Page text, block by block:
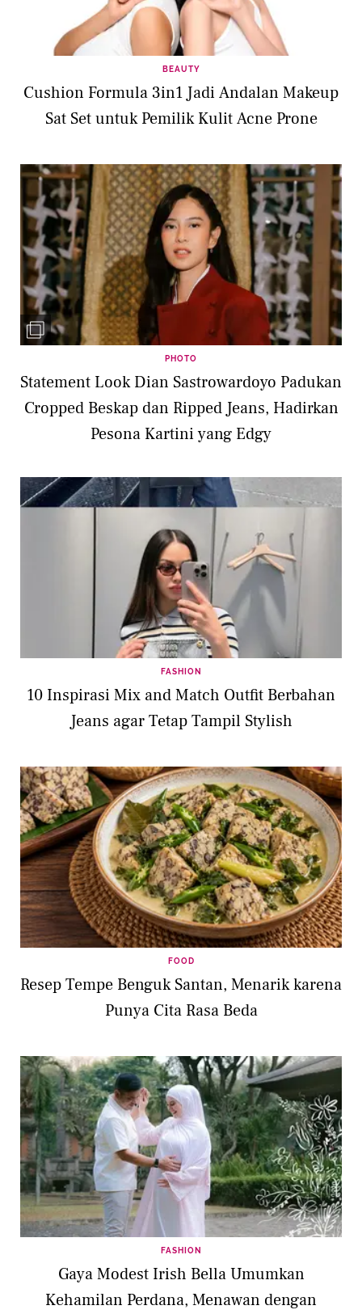
BEAUTY
Cushion Formula 3in1 Jadi Andalan Makeup
Sat Set untuk Pemilik Kulit Acne Prone
PHOTO
Statement Look Dian Sastrowardoyo Padukan
Cropped Beskap dan Ripped Jeans, Hadirkan
Pesona Kartini yang Edgy
FASHION
10 Inspirasi Mix and Match Outfit Berbahan
Jeans agar Tetap Tampil Stylish
FOOD
Resep Tempe Benguk Santan, Menarik karena
Punya Cita Rasa Beda
FASHION
Gaya Modest Irish Bella Umumkan
Kehamilan Perdana, Menawan dengan